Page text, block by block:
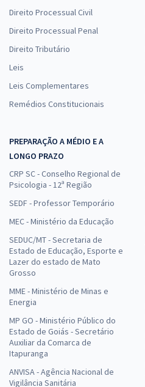
Direito Processual Civil
Direito Processual Penal
Direito Tributário
Leis
Leis Complementares
Remédios Constitucionais
PREPARAÇÃO A MÉDIO E A
LONGO PRAZO
CRP SC - Conselho Regional de
Psicologia - 12ª Região
SEDF - Professor Temporário
MEC - Ministério da Educação
SEDUC/MT - Secretaria de
Estado de Educação, Esporte e
Lazer do estado de Mato
Grosso
MME - Ministério de Minas e
Energia
MP GO - Ministério Público do
Estado de Goiás - Secretário
Auxiliar da Comarca de
Itapuranga
ANVISA - Agência Nacional de
Vigilância Sanitária